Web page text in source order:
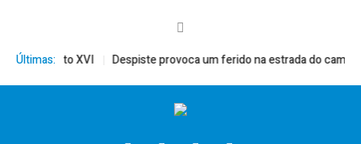
Últimas:
Bento XVI Despiste provoca um ferido na estrada do campo